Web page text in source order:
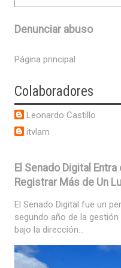
Denunciar abuso
Página principal
Colaboradores
Leonardo Castillo
itvlam
El Senado Digital
Registrar Más de Un
El Senado Digital fue un
segundo año de la
bajo la dirección...